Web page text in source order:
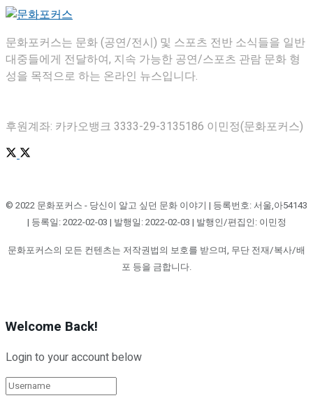
문화포커스는 문화 (공연/전시) 및 스포츠 전반 소식들을 일반
대중들에게 전달하여, 지속 가능한 공연/스포츠 관람 문화 형
성을 목적으로 하는 온라인 뉴스입니다.
후원계좌: 카카오뱅크 3333-29-3135186 이민정(문화포커스)
© 2022 문화포커스 - 당신이 알고 싶던 문화 이야기 | 등록번호: 서울,아54143
| 등록일: 2022-02-03 | 발행일: 2022-02-03 | 발행인/편집인: 이민정
문화포커스의 모든 컨텐츠는 저작권법의 보호를 받으며, 무단 전재/복사/배
포 등을 금합니다.
Welcome Back!
Login to your account below